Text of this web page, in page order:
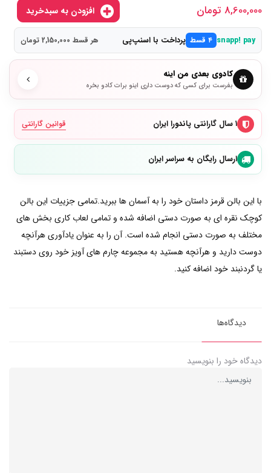
8,600,000 تومان
snapp! pay ۴ قسط پرداخت با اسنپ‌پی هر قسط 2,150,000 تومان
کادوی بعدی من اینه
بفرست برای کسی که دوست داری اینو برات کادو بخره
۱ سال گارانتی پاندورا ایران قوانین گارانتی
ارسال رایگان به سراسر ایران
با این بالن قرمز داستان خود را به آسمان ها ببرید.تمامی جزییات این بالن
کوچک نقره ای به صورت دستی اضافه شده و تمامی لعاب کاری بخش های
مختلف به صورت دستی انجام شده است. آن را به عنوان یادآوری هرآنچه
دوست دارید و هرآنچه هستید به مجموعه چارم های آویز خود روی دستبند
یا گردنبند خود اضافه کنید.
دیدگاه‌ها
دیدگاه خود را بنویسید